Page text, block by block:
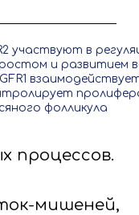
участвуют в
и развитием
фолликула
процессов.
мишеней,